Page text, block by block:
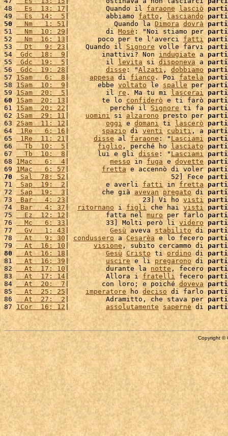
48
  Es  13: 17
|         Quando il faraone lasciò
49
  Es  14:  5
|         abbiamo fatto, lasciando
50
  Nm   1: 51
|           Quando la Dimora dovrà
51
  Nm  10: 29
|         di Mosè: "Noi stiamo per
52
  Nm  16: 13
|       poco per te l'averci fatti
53
  Dt   9: 23
|    Quando il Signore volle farvi
54 Gdc  18:  9 |        inattivi? Non indugiate a
55
Gdc  19:  5|         il levita si disponeva a
56 Gdc  19: 28 | disse: "Alzati, dobbiamo
57 1Sam   6:  8 | appesa di fianco. Poi fatela
58 1Sam  10:  9|       ebbe voltato le spalle per
59 1Sam  20:  5 |         il re . Ma tu mi lascerai
60
1Sam  20: 13 |        te lo confiderò e ti farò
61 1Sam  20: 22 |          perché il Signore ti fa
62 1Sam  29: 11 | uomini si alzarono presto per
63 2Sam  11: 12 | oggi e domani ti lascerò
64 1Re   6: 16| spazio di venti cubiti , a
65 1Re  11: 21| disse al faraone: " Lasciami
66
  Tb  10:  5
| figlio , perché ho lasciato
67
  Tb  10:  8
|       lui e gli disse: "Lasciami
68 1Mac   6:  4 | messo in fuga e dovette
69 1Mac   6: 57| fretta e accennò di voler
70
Sal  78: 52 |                         52] Fece
71 Sap  19:  2 |         e averli fatti in fretta
72
Sap  19:  3|        che già avevan pregato di
73 Bar   4: 23 |                  23] Vi ho visti
74
Bar   4: 37 | ritornano i figli che hai visti
75
  Ez  12: 12
|         fatta nel muro per farlo
76
  Mc   6: 33
|         33] Molti però li videro
77
  Gv   1: 43
| Gesù aveva stabilito di
78
  At   9: 30
| condussero a Cesarèa e lo fecero
79
  At  16: 10
| visione , subito cercammo di
80
  At  16: 18
| Gesù Cristo ti ordino di
81
  At  16: 39
| uscire e li pregarono di
82
  At  17: 10
|         durante la notte , fecero
83
  At  17: 14
|         Allora i fratelli fecero
84
  At  20:  7
|        con loro; e poiché doveva
85
  At  25: 25
| imperatore ho deciso di farlo
86
  At  27:  2
|         Adramitto, che stava per
87 1Cor  16: 12 | assolutamente saperne di
Copyright ©